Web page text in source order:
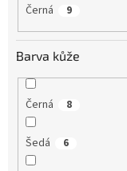
Černá 9
Barva kůže
Černá 8
Šedá 6